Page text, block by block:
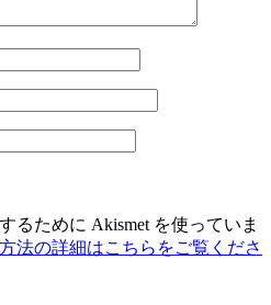
るために Akismet を使っていま
法の詳細はこちらをご覧くださ